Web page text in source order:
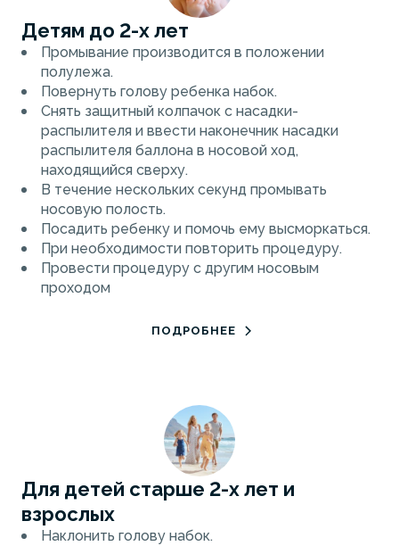
Детям до 2-х лет
Промывание производится в положении
полулежа.
Повернуть голову ребенка набок.
Снять защитный колпачок с насадки-
распылителя и ввести наконечник насадки
распылителя баллона в носовой ход,
находящийся сверху.
В течение нескольких секунд промывать
носовую полость.
Посадить ребенку и помочь ему высморкаться.
При необходимости повторить процедуру.
Провести процедуру с другим носовым
проходом
ПОДРОБНЕЕ
Для детей старше 2-х лет и
взрослых
Наклонить голову набок.